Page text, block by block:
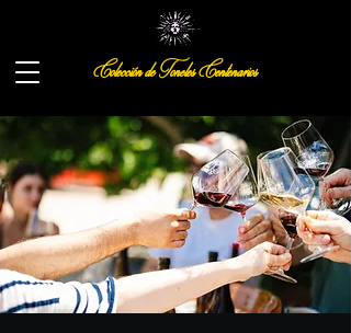
Colección de Toneles Centenarios